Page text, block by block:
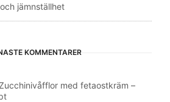
jämnställhet
KOMMENTARER
med fetaostkräm –